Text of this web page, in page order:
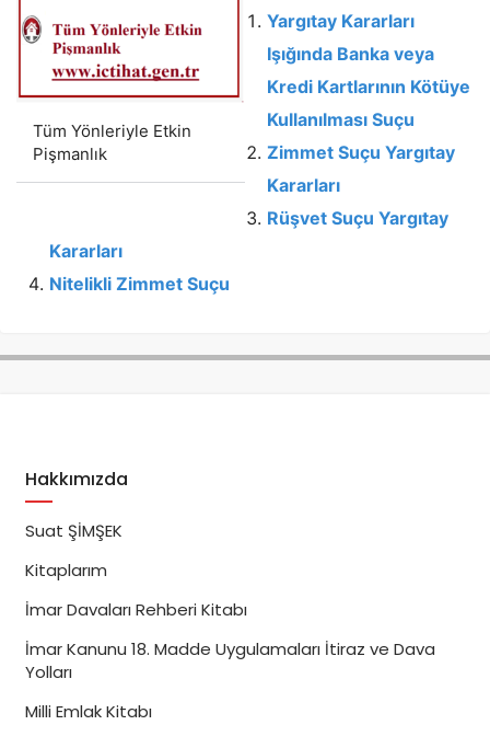
Tüm Yönleriyle Etkin
Pişmanlık
Yargıtay Kararları
Işığında Banka veya
Kredi Kartlarının Kötüye
Kullanılması Suçu
Zimmet Suçu Yargıtay
Kararları
Rüşvet Suçu Yargıtay
Kararları
Nitelikli Zimmet Suçu
Hakkımızda
Suat ŞİMŞEK
Kitaplarım
İmar Davaları Rehberi Kitabı
İmar Kanunu 18. Madde Uygulamaları İtiraz ve Dava
Yolları
Milli Emlak Kitabı